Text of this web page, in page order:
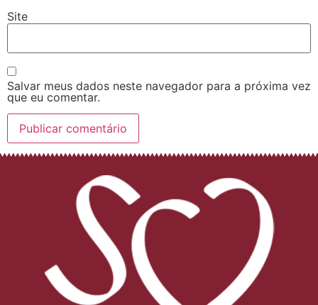
Site
Salvar meus dados neste navegador para a próxima vez
que eu comentar.